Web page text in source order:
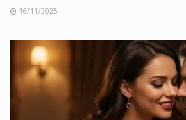
16/11/2025